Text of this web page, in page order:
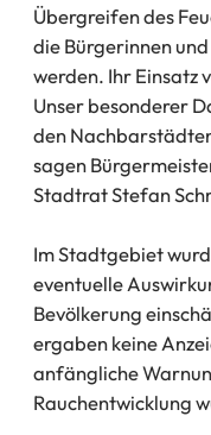
Übergreifen des
die Bürgerinnen
werden. Ihr Einsatz
Unser besonderer
den
sagen
Stadtrat Stefan
Im Stadtgebiet
eventuelle
Bevölkerung
ergaben keine
anfängliche
Rauchentwicklung